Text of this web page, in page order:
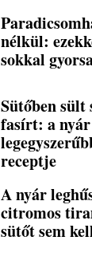
nélkül:
sokkal
Sütőben
fasírt: a
receptje
A nyár
citromos
sütőt sem